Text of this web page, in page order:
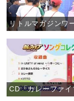
リトルマガジンワ